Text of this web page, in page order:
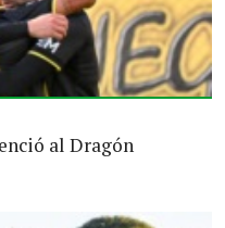
al Dragón